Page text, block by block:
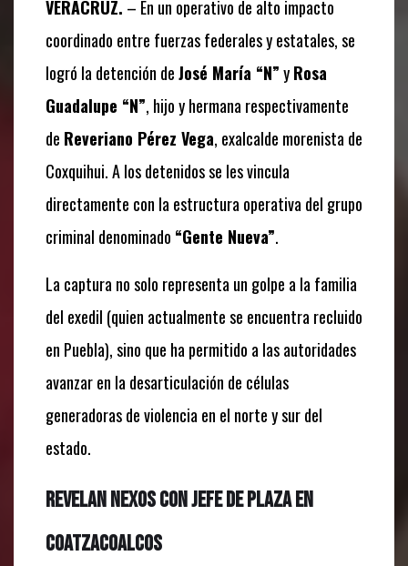
VERACRUZ. – En un operativo de alto impacto
coordinado entre fuerzas federales y estatales, se
logró la detención deJosé María “N”yRosa
Guadalupe “N”, hijo y hermana respectivamente
de Reveriano Pérez Vega, exalcalde morenista de
Coxquihui. A los detenidos se les vincula
directamente con la estructura operativa del grupo
criminal denominado “Gente Nueva”.
La captura no solo representa un golpe a la familia
del exedil (quien actualmente se encuentra recluido
en Puebla), sino que ha permitido a las autoridades
avanzar en la desarticulación de células
generadoras de violencia en el norte y sur del
estado.
Revelan nexos con jefe de plaza en
Coatzacoalcos